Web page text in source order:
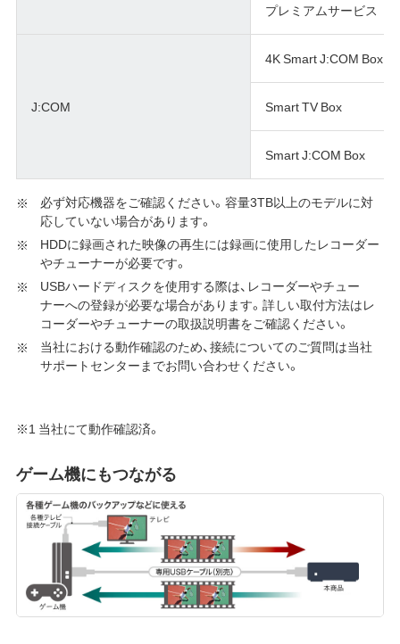
プレミアムサービス
J:COM
4K Smart J:COM Box
Smart TV Box
Smart J:COM Box
必ず対応機器をご確認ください。容量3TB以上のモデルに対
応していない場合があります。
HDDに録画された映像の再生には録画に使用したレコーダー
やチューナーが必要です。
USBハードディスクを使用する際は、レコーダーやチュー
ナーへの登録が必要な場合があります。詳しい取付方法はレ
コーダーやチューナーの取扱説明書をご確認ください。
当社における動作確認のため、接続についてのご質問は当社
サポートセンターまでお問い合わせください。
※1 当社にて動作確認済。
ゲーム機にもつながる